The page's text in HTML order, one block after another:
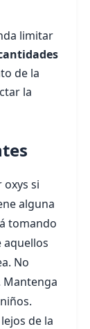
limitar
de la
la
oxys si
alguna
tomando
aquellos
No
Mantenga
de la